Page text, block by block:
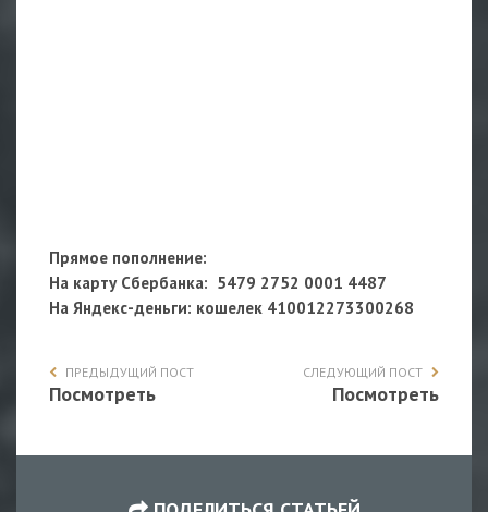
Прямое пополнение:
На карту Сбербанка: 5479 2752 0001 4487
На Яндекс-деньги: кошелек 410012273300268
ПРЕДЫДУЩИЙ ПОСТ
Посмотреть
СЛЕДУЮЩИЙ ПОСТ
Посмотреть